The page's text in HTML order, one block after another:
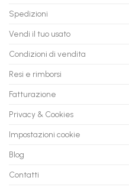
Spedizioni
Vendi il tuo usato
Condizioni di vendita
Resi e rimborsi
Fatturazione
Privacy & Cookies
Impostazioni cookie
Blog
Contatti